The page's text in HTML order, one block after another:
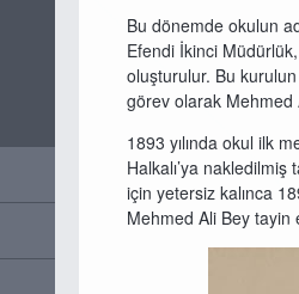
Bu dönemde okulun
Efendi İkinci
oluşturulur. Bu
görev olarak Mehmed
1893 yılında okul ilk
Halkalı’ya
için yetersiz kalınca
Mehmed Ali Bey